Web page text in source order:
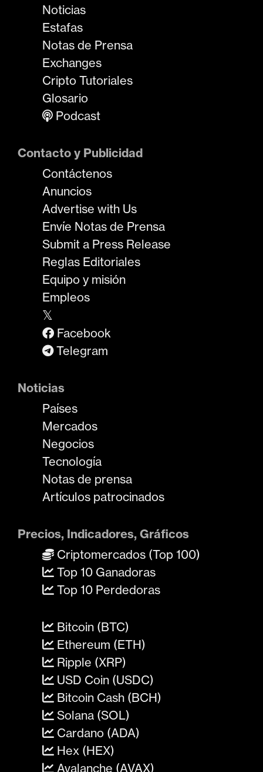
Noticias
Estafas
Notas de Prensa
Exchanges
Cripto Tutoriales
Glosario
Podcast
Contacto y Publicidad
Contáctenos
Anuncios
Advertise with Us
Envíe Notas de Prensa
Submit a Press Release
Reglas Editoriales
Equipo y misión
Empleos
𝕏
Facebook
Telegram
Noticias
Países
Mercados
Negocios
Tecnología
Notas de prensa
Artículos patrocinados
Precios, Indicadores, Gráficos
Criptomercados (Top 100)
Top 10 Ganadoras
Top 10 Perdedoras
Bitcoin (BTC)
Ethereum (ETH)
Ripple (XRP)
USD Coin (USDC)
Bitcoin Cash (BCH)
Solana (SOL)
Cardano (ADA)
Hex (HEX)
Avalanche (AVAX)